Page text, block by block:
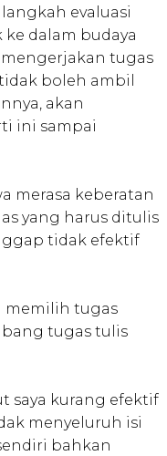
evaluasi
dalam budaya
tugas
boleh ambil
akan
ini sampai
merasa keberatan
yang harus ditulis
tidak efektif
memilih tugas
tugas tulis
saya kurang efektif
menyeluruh isi
bahkan